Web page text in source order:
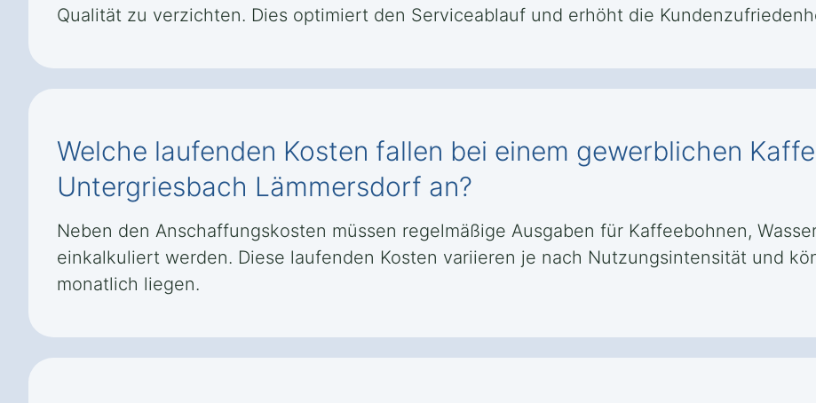
Qualität zu verzichten. Dies optimiert den Serviceablauf und erhöht die
Welche laufenden Kosten fallen bei einem gewerblichen
Untergriesbach Lämmersdorf an?
Neben den Anschaffungskosten müssen regelmäßige Ausgaben für Kaffeebohnen,
einkalkuliert werden. Diese laufenden Kosten variieren je nach Nutzungsintensität und
monatlich liegen.